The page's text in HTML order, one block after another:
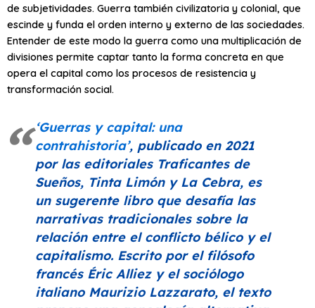
de subjetividades. Guerra también civilizatoria y colonial, que
escinde y funda el orden interno y externo de las sociedades.
Entender de este modo la guerra como una multiplicación de
divisiones permite captar tanto la forma concreta en que
opera el capital como los procesos de resistencia y
transformación social.
‘Guerras y capital: una
contrahistoria’, publicado en 2021
por las editoriales Traficantes de
Sueños, Tinta Limón y La Cebra, es
un sugerente libro que desafía las
narrativas tradicionales sobre la
relación entre el conflicto bélico y el
capitalismo. Escrito por el filósofo
francés Éric Alliez y el sociólogo
italiano Maurizio Lazzarato, el texto